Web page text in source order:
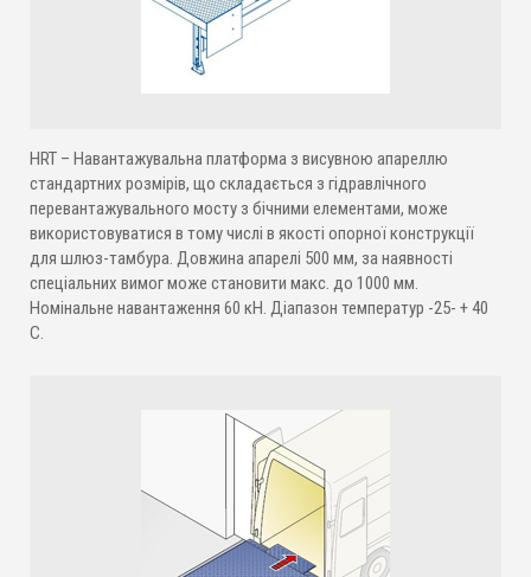
HRT – Навантажувальна платформа з висувною апареллю
стандартних розмірів, що складається з гідравлічного
перевантажувального мосту з бічними елементами, може
використовуватися в тому числі в якості опорної конструкції
для шлюз-тамбура. Довжина апарелі 500 мм, за наявності
спеціальних вимог може становити макс. до 1000 мм.
Номінальне навантаження 60 кН. Діапазон температур -25- + 40
С.